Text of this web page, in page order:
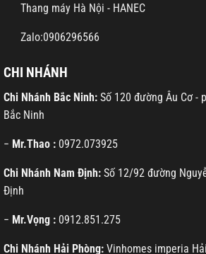
Thang máy Hà Nội - HANEC
Zalo:0906296566
CHI NHÁNH
Chi Nhánh Bắc Ninh: Số 120 đường Âu Cơ -
Bắc Ninh
− Mr.Thao : 0972.073925
Chi Nhánh Nam Định: Số 12/92 đường
Định
− Mr.Vọng : 0912.851.275
Chi Nhánh Hải Phòng: Vinhomes imperia